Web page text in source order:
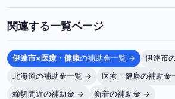
関連する一覧ページ
伊達市×医療・健康の補助金一覧 →
伊達市
北海道の補助金一覧 →
医療・健康の補助
締切間近の補助金 →
新着の補助金 →